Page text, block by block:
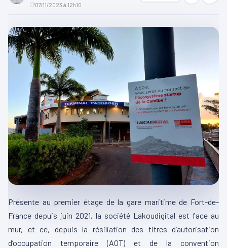
07/11/2023 à 12h10
Présente au premier étage de la gare maritime de Fort-de-
France depuis juin 2021, la société Lakoudigital est face au
mur, et ce, depuis la résiliation des titres d’autorisation
d’occupation temporaire(AOT) et de la convention